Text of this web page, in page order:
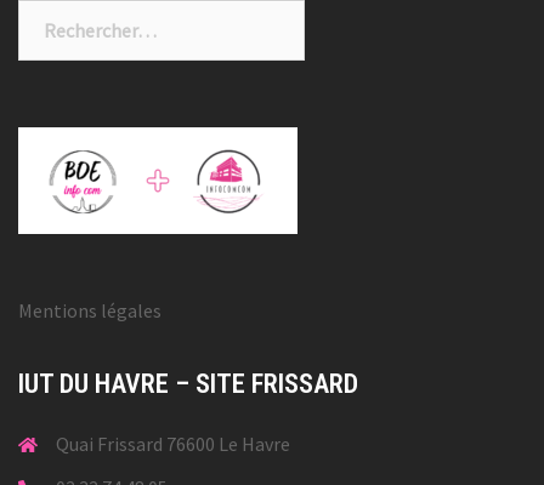
Mentions légales
IUT DU HAVRE – SITE FRISSARD
Quai Frissard 76600 Le Havre